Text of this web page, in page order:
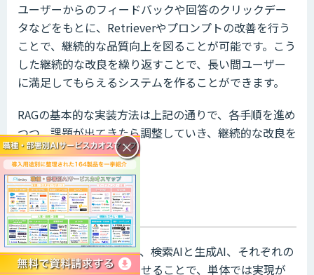
ユーザーからのフィードバックや回答のクリックデー
タなどをもとに、Retrieverやプロンプトの改善を行う
ことで、継続的な品質向上を図ることが可能です。こう
した継続的な改良を繰り返すことで、長い間ユーザー
に満足してもらえるシステムを作ることができます。
RAGの基本的な実装方法は上記の通りで、各手順を進め
つつ、課題が出てきたら調整していき、継続的な改良を
する必要があります。
まとめ
RAG（検索拡張生成）は、検索AIと生成AI、それぞれの
モデルの長所を組み合わせることで、単体では実現が
×